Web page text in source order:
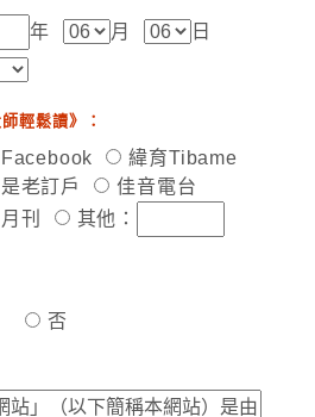
年 月 日
輕鬆讀》：
Facebook
緯育Tibame
是老訂戶
佳音電台
刊 其他：
否